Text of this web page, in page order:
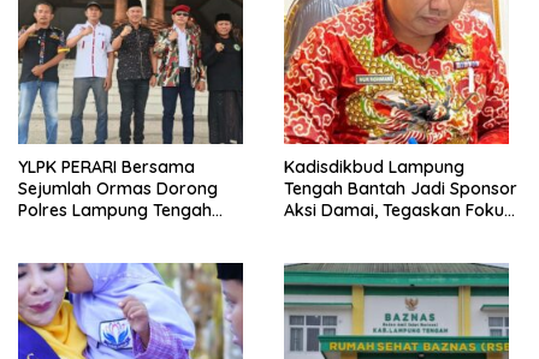
YLPK PERARI Bersama
Sejumlah Ormas Dorong
Polres Lampung Tengah
Pelanggaran UU ITE
Kadisdikbud Lampung
Tengah Bantah Jadi Sponsor
Aksi Damai, Tegaskan Fokus